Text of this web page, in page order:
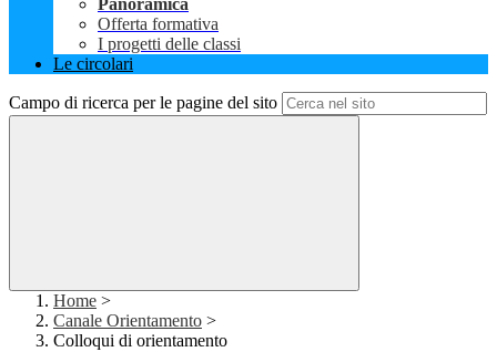
Panoramica
Offerta formativa
I progetti delle classi
Le circolari
Campo di ricerca per le pagine del sito
Home >
Canale Orientamento >
Colloqui di orientamento